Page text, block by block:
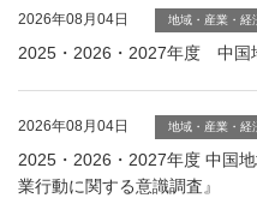
2026年08月04日 地域・産業・経
2025・2026・2027年度 中国
2026年08月04日 地域・産業・経
2025・2026・2027年度 中国
業行動に関する意識調査』